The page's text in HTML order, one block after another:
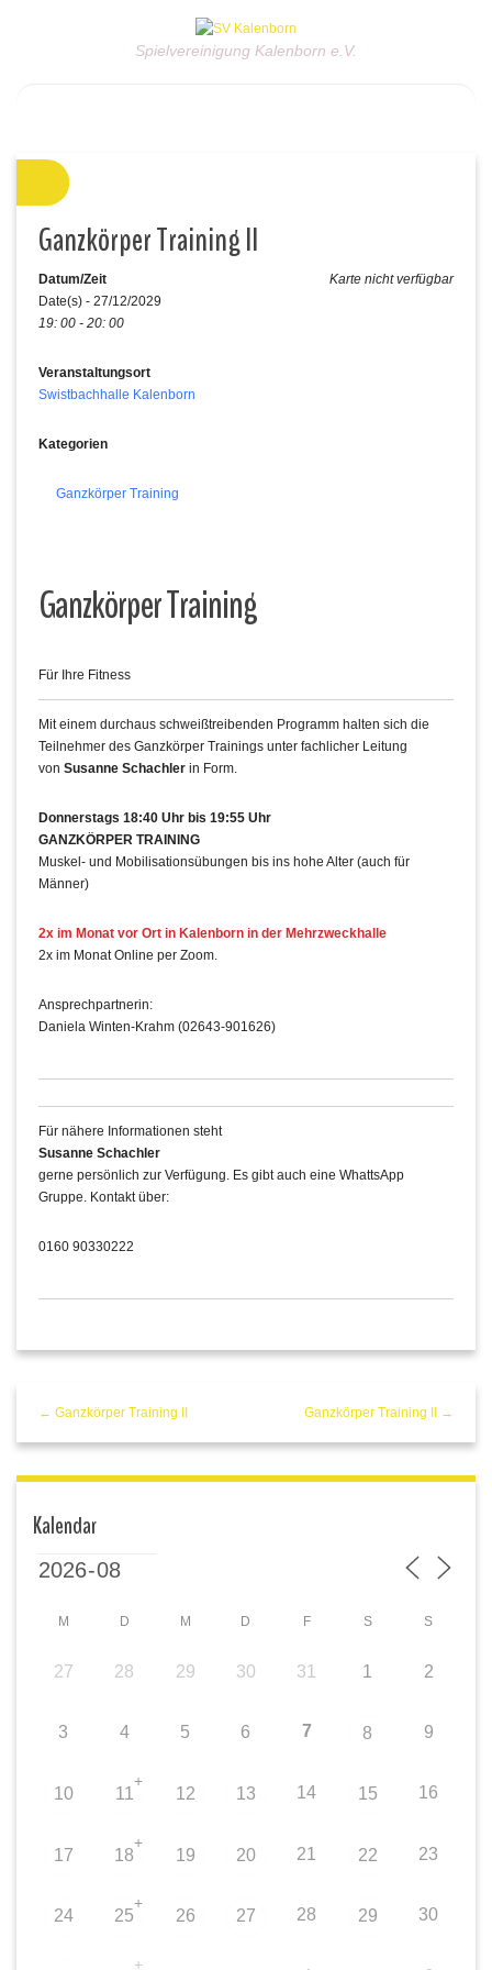
Spielvereinigung Kalenborn e.V.
Ganzkörper Training II
Karte nicht verfügbar
Datum/Zeit
Date(s) - 27/12/2029
19: 00 - 20: 00
Veranstaltungsort
Swistbachhalle Kalenborn
Kategorien
Ganzkörper Training
Ganzkörper Training
Für Ihre Fitness
Mit einem durchaus schweißtreibenden Programm halten sich die
Teilnehmer des Ganzkörper Trainings unter fachlicher Leitung
von Susanne Schachler in Form.
Donnerstags 18:40 Uhr bis 19:55 Uhr
GANZKÖRPER TRAINING
Muskel- und Mobilisationsübungen bis ins hohe Alter (auch für
Männer)
2x im Monat vor Ort in Kalenborn in der Mehrzweckhalle
2x im Monat Online per Zoom.
Ansprechpartnerin:
Daniela Winten-Krahm (02643-901626)
Für nähere Informationen steht
Susanne Schachler
gerne persönlich zur Verfügung. Es gibt auch eine WhattsApp
Gruppe. Kontakt über:
0160 90330222
← Ganzkörper Training II Ganzkörper Training II →
Kalendar
M D M D F S S
27 28 29 30 31 1 2
3 4 5 6 7 8 9
10 11
+
12 13 14 15 16
17 18
+
19 20 21 22 23
24 25
+
26 27 28 29 30
+